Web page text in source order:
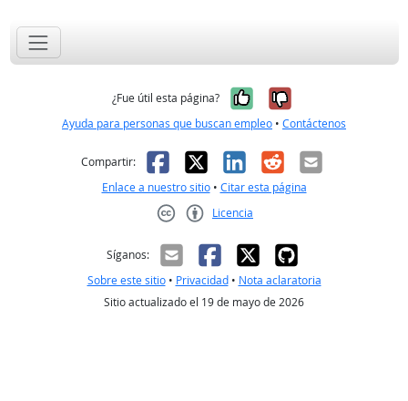
¿Fue útil esta página? Sí, fue útil
No, no fue
Ayuda para personas que buscan empleo • Contáctenos
Compartir: Facebook
X LinkedIn
RedditCorreo
Enlace a nuestro sitio• Citar esta página
Licencia
Síganos:
Sobre este sitio• Privacidad• Nota aclaratoria
Sitio actualizado el 19 de mayo de 2026